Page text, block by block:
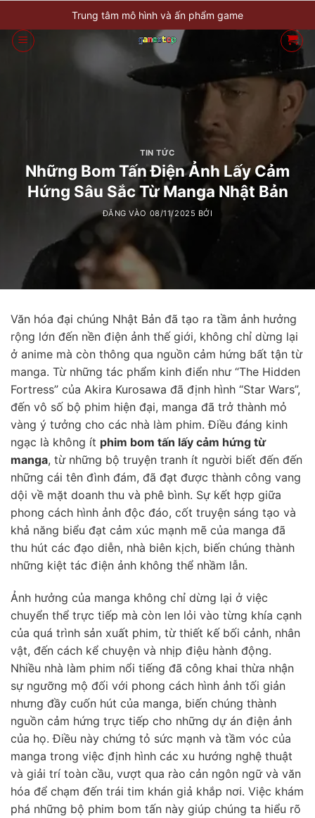
qua
nội
Trung tâm mô hình và ấn phẩm game
TIN TỨC
Những Bom Tấn Điện Ảnh Lấy Cảm
Hứng Sâu Sắc Từ Manga Nhật Bản
ĐĂNG VÀO 08/11/2025 BỞI
Văn hóa đại chúng Nhật Bản đã tạo ra tầm ảnh hưởng
rộng lớn đến nền điện ảnh thế giới, không chỉ dừng lại
ở anime mà còn thông qua nguồn cảm hứng bất tận từ
manga. Từ những tác phẩm kinh điển như “The Hidden
Fortress” của Akira Kurosawa đã định hình “Star Wars”,
đến vô số bộ phim hiện đại, manga đã trở thành mỏ
vàng ý tưởng cho các nhà làm phim. Điều đáng kinh
ngạc là không ít phim bom tấn lấy cảm hứng từ
manga, từ những bộ truyện tranh ít người biết đến đến
những cái tên đình đám, đã đạt được thành công vang
dội về mặt doanh thu và phê bình. Sự kết hợp giữa
phong cách hình ảnh độc đáo, cốt truyện sáng tạo và
khả năng biểu đạt cảm xúc mạnh mẽ của manga đã
thu hút các đạo diễn, nhà biên kịch, biến chúng thành
những kiệt tác điện ảnh không thể nhầm lẫn.
Ảnh hưởng của manga không chỉ dừng lại ở việc
chuyển thể trực tiếp mà còn len lỏi vào từng khía cạnh
của quá trình sản xuất phim, từ thiết kế bối cảnh, nhân
vật, đến cách kể chuyện và nhịp điệu hành động.
Nhiều nhà làm phim nổi tiếng đã công khai thừa nhận
sự ngưỡng mộ đối với phong cách hình ảnh tối giản
nhưng đầy cuốn hút của manga, biến chúng thành
nguồn cảm hứng trực tiếp cho những dự án điện ảnh
của họ. Điều này chứng tỏ sức mạnh và tầm vóc của
manga trong việc định hình các xu hướng nghệ thuật
và giải trí toàn cầu, vượt qua rào cản ngôn ngữ và văn
hóa để chạm đến trái tim khán giả khắp nơi. Việc khám
phá những bộ phim bom tấn này giúp chúng ta hiểu rõ